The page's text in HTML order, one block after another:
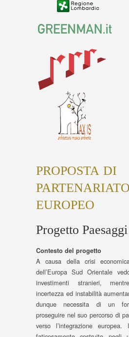
PROPOSTA DI
PARTENARIATO
EUROPEO
Progetto
Contesto del progetto
A causa della crisi
dell’Europa Sud Orientale
investimenti stranieri,
incertezza ed instabilità
dunque necessita di un
proseguire nel suo percorso di
verso l’integrazione